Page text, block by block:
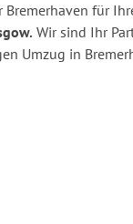
Bremerhaven für
Wir sind Ihr
Umzug in